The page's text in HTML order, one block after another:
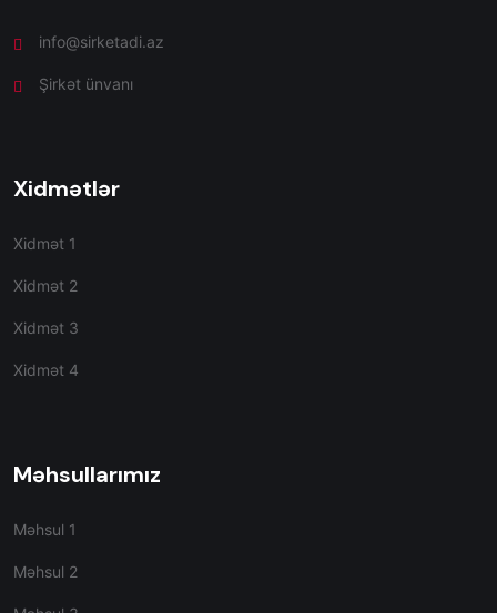
info@sirketadi.az
Şirkət ünvanı
Xidmətlər
Xidmət 1
Xidmət 2
Xidmət 3
Xidmət 4
Məhsullarımız
Məhsul 1
Məhsul 2